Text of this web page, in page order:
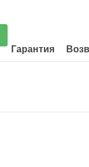
Гарантия